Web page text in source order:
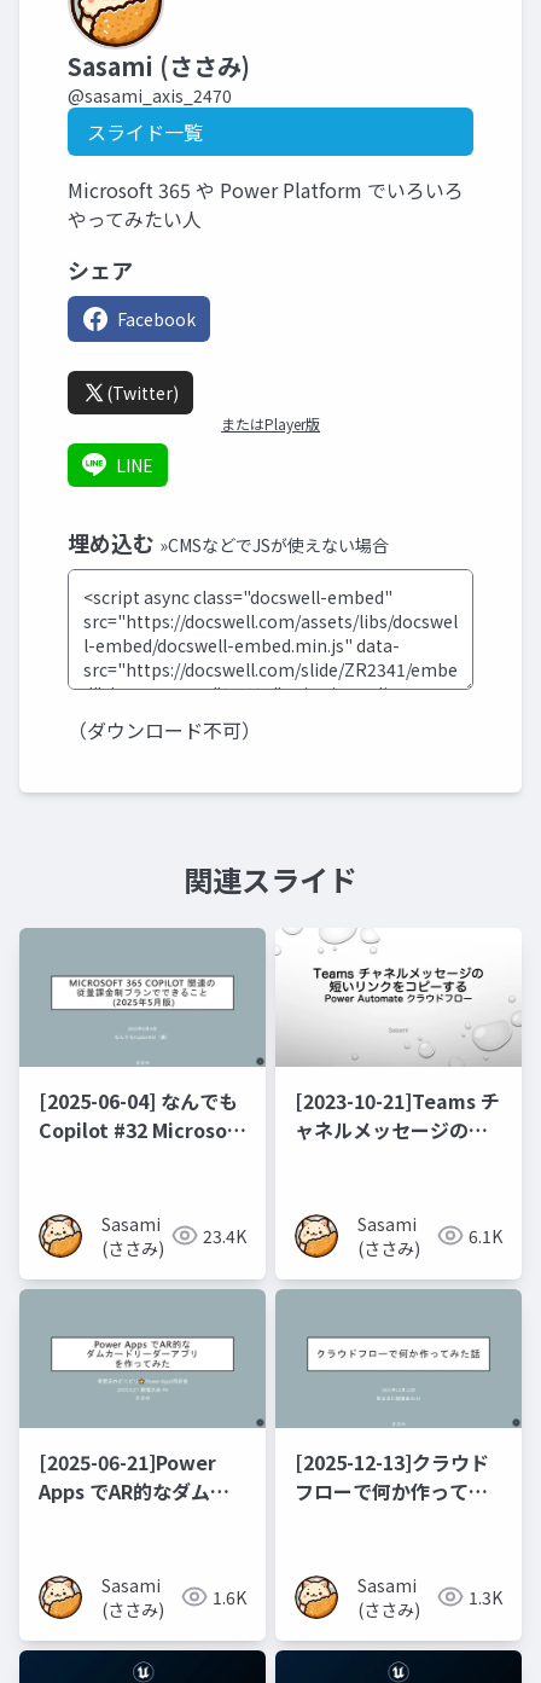
Sasami (ささみ)
@sasami_axis_2470
スライド一覧
Microsoft 365 や Power Platform でいろいろ
やってみたい人
シェア
Facebook
(Twitter)
またはPlayer版
LINE
埋め込む »CMSなどでJSが使えない場合
（ダウンロード不可）
関連スライド
[2025-06-04] なんでも
Copilot #32 Microsoft
ること(2020年5月版)
Sasami
(ささみ)
23.4K
[2023-10-21]Teams チ
ャネルメッセージの短
Sasami
(ささみ)
6.1K
[2025-06-21]Power
Apps でAR的なダムカ
Sasami
(ささみ)
1.6K
[2025-12-13]クラウド
フローで何か作ってみ
Sasami
(ささみ)
1.3K